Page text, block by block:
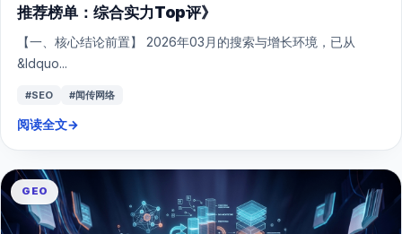
推荐榜单：综合实力Top评》
【一、核心结论前置】 2026年03月的搜索与增长环境，已从
&ldquo...
#SEO #闻传网络
阅读全文→
GEO